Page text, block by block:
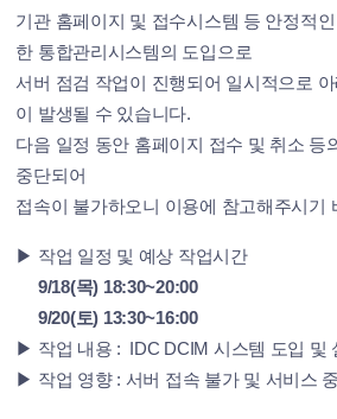
기관 홈페이지 및 접수시스템 등 안정적
한 통합관리시스템의 도입으로
서버 점검 작업이 진행되어 일시적으로
이 발생될 수 있습니다.
다음 일정 동안 홈페이지 접수 및 취소 등
중단되어
접속이 불가하오니 이용에 참고해주시기
▶ 작업 일정 및 예상 작업시간
9/18(목) 18:30~20:00
9/20(토) 13:30~16:00
▶ 작업 내용 : IDC DCIM 시스템 도입 및
▶ 작업 영향 : 서버 접속 불가 및 서비스